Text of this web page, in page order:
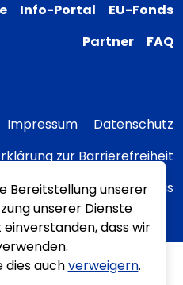
Info-Portal
EU-Fonds
Partner
FAQ
Impressum
Datenschutz
zur Barrierefreiheit
Transparenzhinweis
Bereitstellung unserer
unserer Dienste
dass wir
dies auchverweigern.